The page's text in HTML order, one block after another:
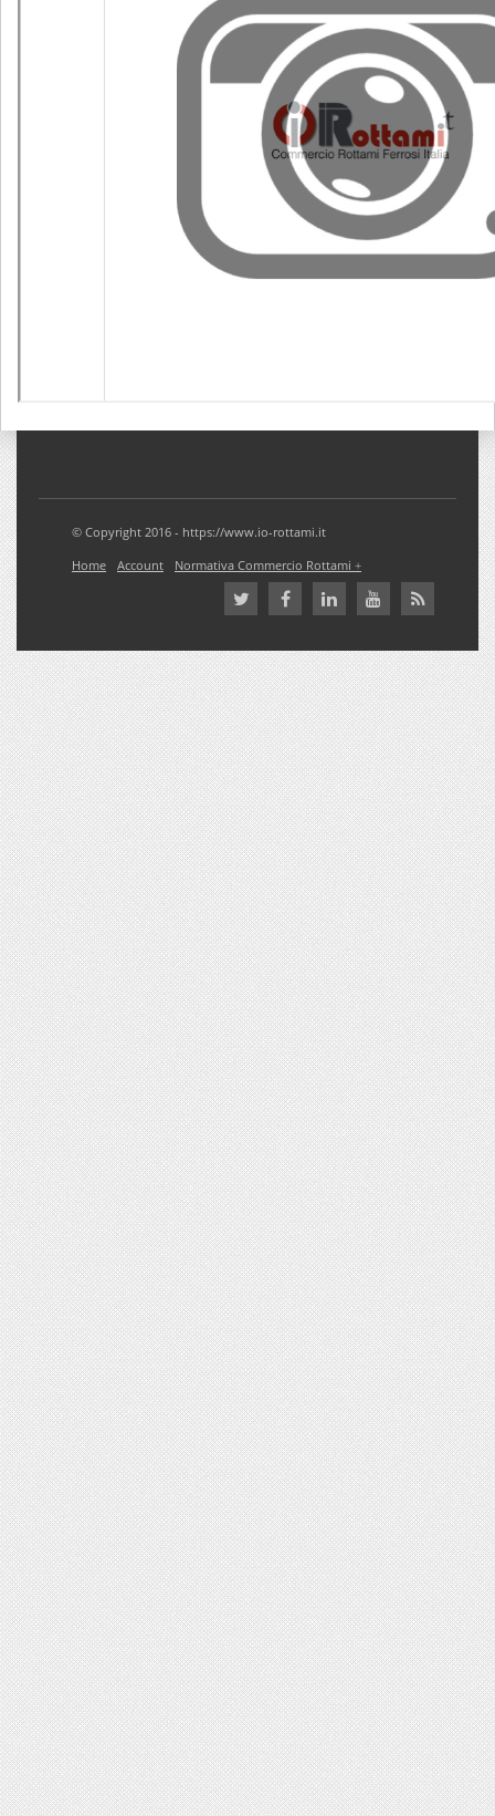
© Copyright 2016 - https://www.io-rottami.it
Home
Account Normativa Commercio Rottami